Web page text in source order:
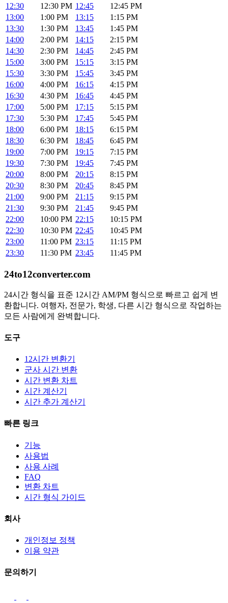
12:30
12:30 PM 12:45
12:45 PM
13:00
1:00 PM 13:15
1:15 PM
13:30
1:30 PM 13:45
1:45 PM
14:00
2:00 PM 14:15
2:15 PM
14:30
2:30 PM 14:45
2:45 PM
15:00
3:00 PM 15:15
3:15 PM
15:30
3:30 PM 15:45
3:45 PM
16:00
4:00 PM 16:15
4:15 PM
16:30
4:30 PM 16:45
4:45 PM
17:00
5:00 PM 17:15
5:15 PM
17:30
5:30 PM 17:45
5:45 PM
18:00
6:00 PM 18:15
6:15 PM
18:30
6:30 PM 18:45
6:45 PM
19:00
7:00 PM 19:15
7:15 PM
19:30
7:30 PM 19:45
7:45 PM
20:00
8:00 PM 20:15
8:15 PM
20:30
8:30 PM 20:45
8:45 PM
21:00
9:00 PM 21:15
9:15 PM
21:30
9:30 PM 21:45
9:45 PM
22:00
10:00 PM 22:15
10:15 PM
22:30
10:30 PM 22:45
10:45 PM
23:00
11:00 PM 23:15
11:15 PM
23:30
11:30 PM 23:45 11:45 PM
24to12converter.com
24시간 형식을 표준 12시간 AM/PM 형식으로 빠르고 쉽게 변
환합니다. 여행자, 전문가, 학생, 다른 시간 형식으로 작업하는
모든 사람에게 완벽합니다.
도구
12시간 변환기
군사 시간 변환
시간 변환 차트
시간 계산기
시간 추가 계산기
빠른 링크
기능
사용법
사용 사례
FAQ
변환 차트
시간 형식 가이드
회사
개인정보 정책
이용 약관
문의하기